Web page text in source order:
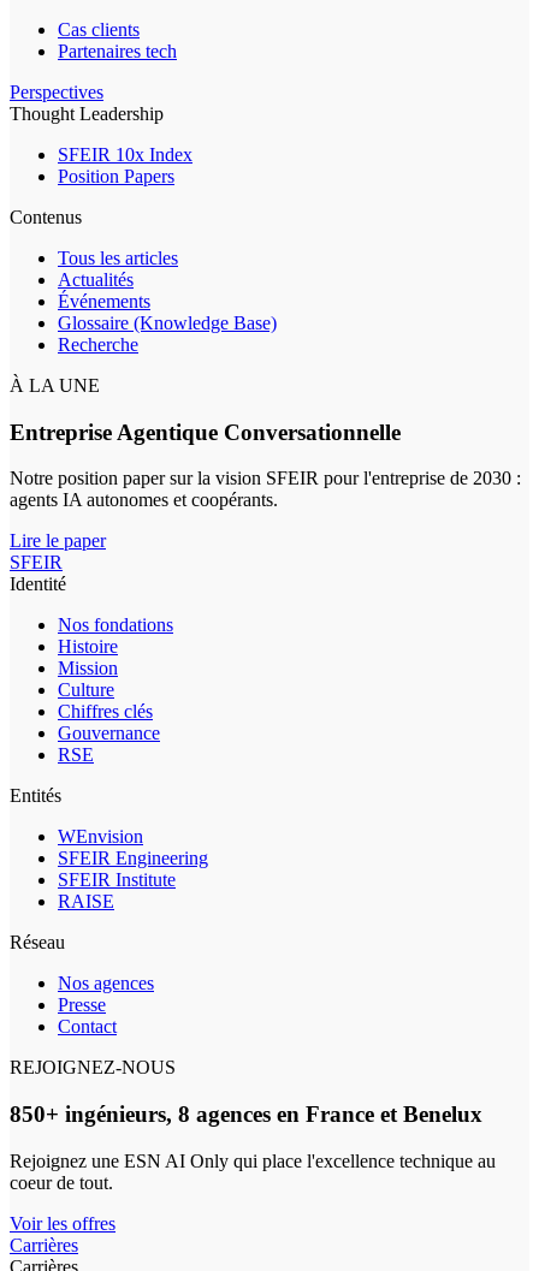
Cas clients
Partenaires tech
Perspectives
Thought Leadership
SFEIR 10x Index
Position Papers
Contenus
Tous les articles
Actualités
Événements
Glossaire (Knowledge Base)
Recherche
À LA UNE
Entreprise Agentique Conversationnelle
Notre position paper sur la vision SFEIR pour l'entreprise de 2030 :
agents IA autonomes et coopérants.
Lire le paper
SFEIR
Identité
Nos fondations
Histoire
Mission
Culture
Chiffres clés
Gouvernance
RSE
Entités
WEnvision
SFEIR Engineering
SFEIR Institute
RAISE
Réseau
Nos agences
Presse
Contact
REJOIGNEZ-NOUS
850+ ingénieurs, 8 agences en France et Benelux
Rejoignez une ESN AI Only qui place l'excellence technique au
coeur de tout.
Voir les offres
Carrières
Carrières